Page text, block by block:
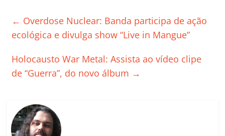
e
b
o
k
er l s
A
p
e
dI
gl
e
a
ss
y
Li
k
p
ar
h
← Overdose Nuclear: Banda participa de ação
ecológica e divulga show “Live in Mangue”
Holocausto War Metal: Assista ao vídeo clipe
de “Guerra”, do novo álbum →